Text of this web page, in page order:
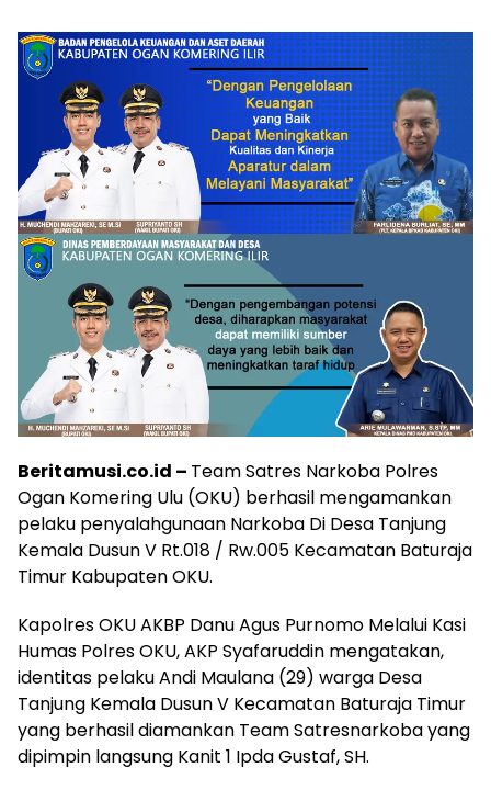
Beritamusi.co.id – Team Satres Narkoba Polres
Ogan Komering Ulu (OKU) berhasil mengamankan
pelaku penyalahgunaan Narkoba Di Desa Tanjung
Kemala Dusun V Rt.018 / Rw.005 Kecamatan Baturaja
Timur Kabupaten OKU.
Kapolres OKU AKBP Danu Agus Purnomo Melalui Kasi
Humas Polres OKU, AKP Syafaruddin mengatakan,
identitas pelaku Andi Maulana (29) warga Desa
Tanjung Kemala Dusun V Kecamatan Baturaja Timur
yang berhasil diamankan Team Satresnarkoba yang
dipimpin langsung Kanit 1 Ipda Gustaf, SH.